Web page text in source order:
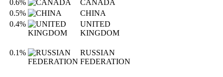
0.6%
CANADA
0.5%
CHINA
0.4%
UNITED
KINGDOM
0.1%
RUSSIAN
FEDERATION